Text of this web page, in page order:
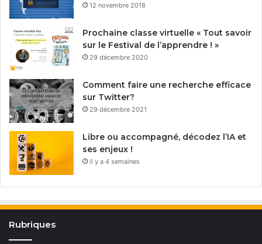
12 novembre 2018
Prochaine classe virtuelle « Tout savoir
sur le Festival de l’apprendre ! »
29 décembre 2020
Comment faire une recherche efficace
sur Twitter?
29 décembre 2021
Libre ou accompagné, décodez l’IA et
ses enjeux !
il y a 4 semaines
Rubriques